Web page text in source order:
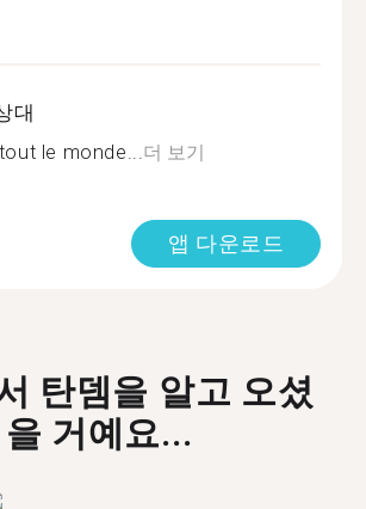
대
le monde...더 보기
앱 다운로드
탄뎀을 알고 오셨
을 거예요...